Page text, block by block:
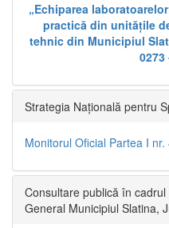
„Echiparea
practică din unitățile
tehnic din Municipiul
Strategia Națională pentru
Monitorul Oficial Partea I nr.
Consultare publică în
General Municipiul Slatina,